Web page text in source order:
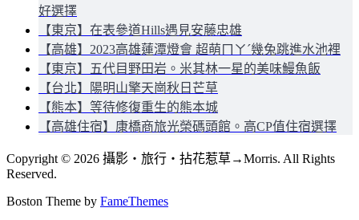
好選擇
【東京】在表參道Hills遇見安藤忠雄
【高雄】2023高雄蓮潭燈會 超萌ㄇㄚˊ幾兔跳進水池裡
【東京】五代目野田岩。米其林一星的美味鰻魚飯
【台北】陽明山擎天崗秋日芒草
【熊本】等待修復重生的熊本城
【高雄住宿】康橋商旅光榮碼頭館。高CP值住宿選擇
Copyright © 2026 攝影‧旅行‧拈花惹草→Morris. All Rights
Reserved.
Boston Theme by FameThemes